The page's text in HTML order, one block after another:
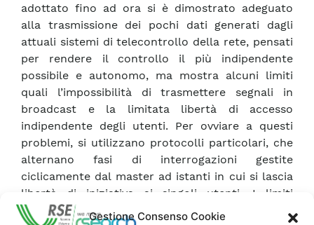
Gestione Consenso Cookie
adottato fino ad ora si è dimostrato adeguato
alla trasmissione dei pochi dati generati dagli
attuali sistemi di telecontrollo della rete, pensati
per rendere il controllo il più indipendente
possibile e autonomo, ma mostra alcuni limiti
quali l’impossibilità di trasmettere segnali in
broadcast e la limitata libertà di accesso
indipendente degli utenti. Per ovviare a questi
problemi, si utilizzano protocolli particolari, che
alternano fasi di interrogazioni gestite
ciclicamente dal master ad istanti in cui si lascia
libertà di iniziativa ai singoli utenti. I limiti
strutturali richiamati rendono difficoltoso